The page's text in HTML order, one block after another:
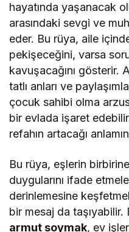
hayatında yaşanacak
arasındaki sevgi ve
eder. Bu rüya, aile
pekişeceğini, varsa
kavuşacağını gösterir.
tatlı anları ve
çocuk sahibi olma
bir evlada işaret
refahın artacağı
Bu rüya, eşlerin
duygularını ifade
derinlemesine
bir mesaj da taşıyabilir.
armut soymak, ev